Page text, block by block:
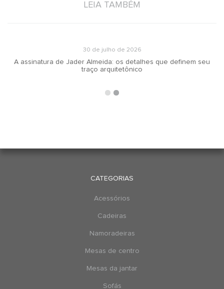
LEIA TAMBÉM
30 de julho de 2026
A assinatura de Jader Almeida: os detalhes que definem seu
traço arquitetônico
CATEGORIAS
Acessórios
Cadeiras
Namoradeiras
Mesas de centro
Mesas da jantar
Sofás